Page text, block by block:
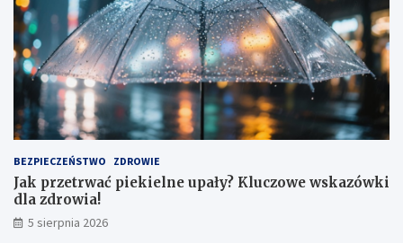
BEZPIECZEŃSTWO ZDROWIE
Jak przetrwać piekielne upały? Kluczowe wskazówki
dla zdrowia!
5 sierpnia 2026